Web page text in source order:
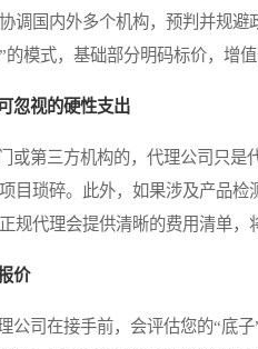
调国内外多个机构，预判并规
模式，基础部分明码标价，增值
忽视的硬性支出
第三方机构的，代理公司只是
目琐碎。此外，如果涉及产品
规代理会提供清晰的费用清单，
价
司在接手前，会评估您的“底子